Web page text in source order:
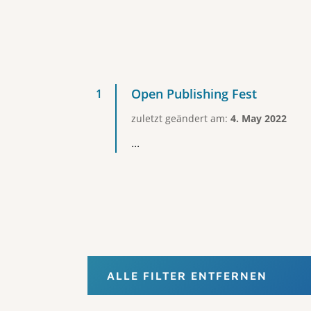
Open Publishing Fest
zuletzt geändert am: 4. May 2022
...
ALLE FILTER ENTFERNEN